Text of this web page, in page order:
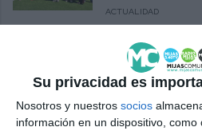
Su privacidad es
Nosotros y nuestros socios
información en un dispositivo,
ACTUALIDAD
El certamen
vez… en
premios
ACTUALIDAD